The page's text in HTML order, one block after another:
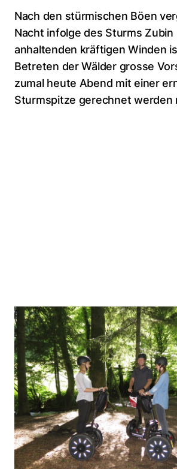
Nach den stürmischen Böen
Nacht infolge des Sturms Zubin
anhaltenden kräftigen Winden
Betreten der Wälder grosse
zumal heute Abend mit einer
Sturmspitze gerechnet werden